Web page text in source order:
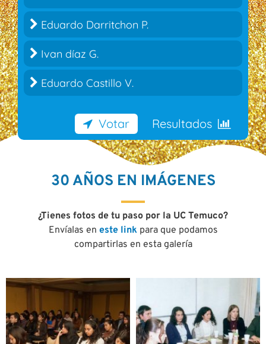
Eduardo Darritchon P.
Ivan díaz G.
Eduardo Castillo V.
30 AÑOS EN IMÁGENES
¿Tienes fotos de tu paso por la UC Temuco?
Envíalas en este link para que podamos
compartirlas en esta galería